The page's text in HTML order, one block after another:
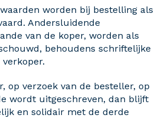
worden bij bestelling als
Andersluidende
van de koper, worden als
behoudens schriftelijke
op verzoek van de besteller, op
wordt uitgeschreven, dan blijft
en solidair met de derde